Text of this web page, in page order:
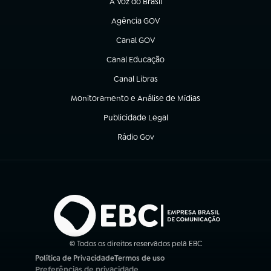
(abre em nova aba)
Agência GOV
(abre em nova aba)
Canal GOV
(abre em nova aba)
Canal Educação
(abre em nova aba)
Canal Libras
(abre em nova aba)
Monitoramento e Análise de Mídias
(abre em nova aba)
Publicidade Legal
(abre em nova aba)
Rádio Gov
(abre em nova aba)
© Todos os direitos reservados pela EBC
Política de Privacidade
(abre em nova aba)
Termos de uso
(abre em nova aba)